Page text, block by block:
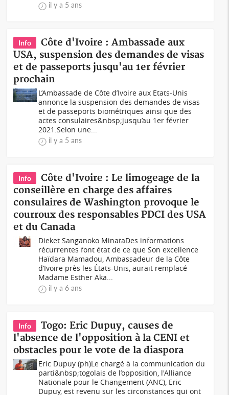
il y a 5 ans
Info
Côte d'Ivoire : Ambassade aux
USA, suspension des demandes de visas
et de passeports jusqu'au 1er février
prochain
L’Ambassade de Côte d’Ivoire aux Etats-Unis
annonce la suspension des demandes de visas
et de passeports biométriques ainsi que des
actes consulaires&nbsp;jusqu’au 1er février
2021.Selon une...
il y a 5 ans
Info
Côte d'Ivoire : Le limogeage de la
conseillère en charge des affaires
consulaires de Washington provoque le
courroux des responsables PDCI des USA
et du Canada
Dieket Sanganoko MinataDes informations
récurrentes font état de ce que Son excellence
Haïdara Mamadou, Ambassadeur de la Côte
d’Ivoire près les États-Unis, aurait remplacé
Madame Esther Aka...
il y a 6 ans
Info
Togo: Eric Dupuy, causes de
l'absence de l'opposition à la CENI et
obstacles pour le vote de la diaspora
Eric Dupuy (ph)Le chargé à la communication du
parti&nbsp;togolais de l’opposition, l'Alliance
Nationale pour le Changement (ANC), Eric
Dupuy, est revenu sur les circonstances qui ont